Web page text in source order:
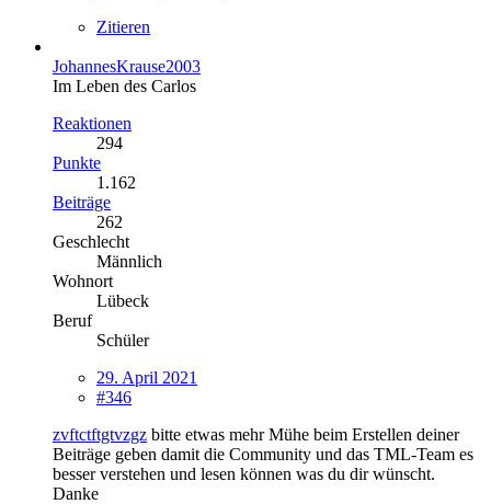
Zitieren
JohannesKrause2003
Im Leben des Carlos
Reaktionen
294
Punkte
1.162
Beiträge
262
Geschlecht
Männlich
Wohnort
Lübeck
Beruf
Schüler
29. April 2021
#346
zvftctftgtvzgz bitte etwas mehr Mühe beim Erstellen deiner
Beiträge geben damit die Community und das TML-Team es
besser verstehen und lesen können was du dir wünscht.
Danke